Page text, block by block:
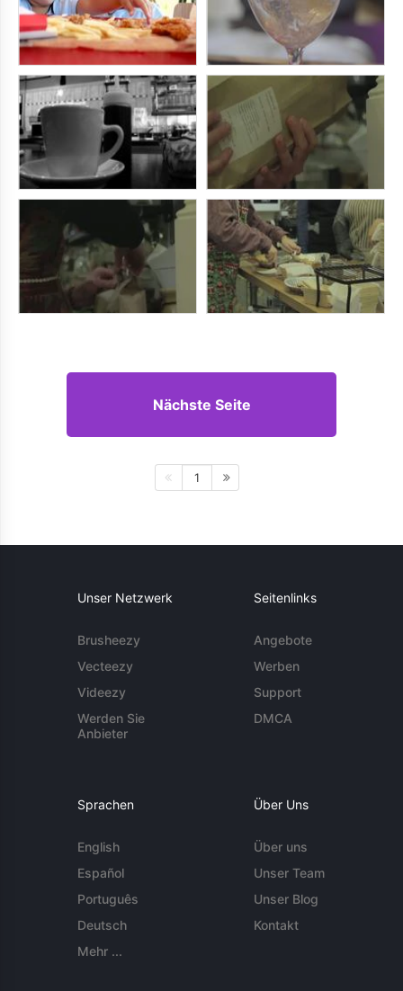
Nächste Seite
1
Unser Netzwerk
Brusheezy
Vecteezy
Videezy
Werden Sie
Anbieter
Seitenlinks
Angebote
Werben
Support
DMCA
Sprachen
English
Español
Português
Deutsch
Mehr ...
Über Uns
Über uns
Unser Team
Unser Blog
Kontakt